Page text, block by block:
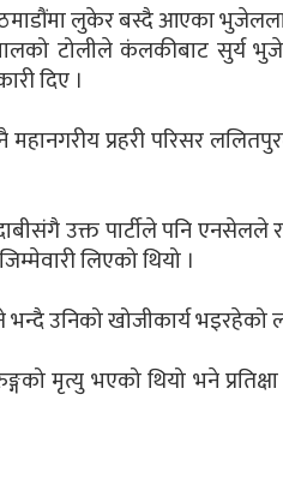
लुकेर बस्दै आएका
टोलीले कंलकीबाट सुर्य
दिए ।
प्रहरी परिसर
उक्त पार्टीले पनि एनसेलले
लिएको थियो ।
उनिको खोजीकार्य भइरहेको
मृत्यु भएको थियो भने